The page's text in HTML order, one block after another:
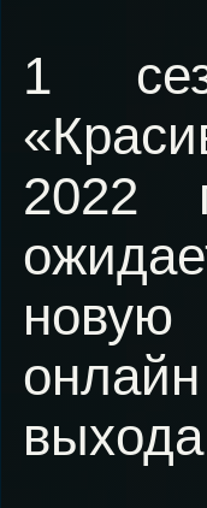
1
2022
новую